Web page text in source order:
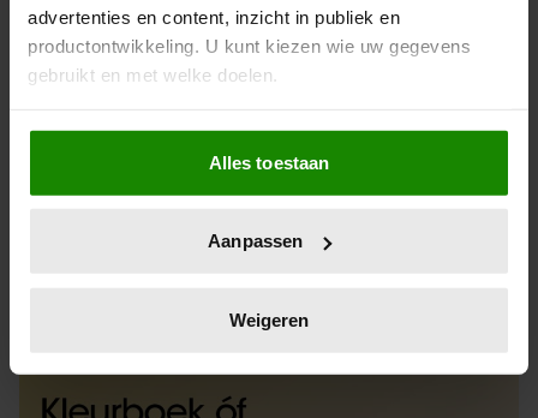
advertenties en content, inzicht in publiek en
productontwikkeling. U kunt kiezen wie uw gegevens
gebruikt en met welke doelen.
Als u het toestaat, willen we ook graag:
Informatie verzamelen over uw geografische
locatie, die tot een paar meter nauwkeurig kan zijn
scannen op specifieke eigenschappen (fingerprinting)
verwerkt en stel uw voorkeuren in het
intrekken in de Cookieverklaring.
Alles toestaan
Aanpassen
Weigeren